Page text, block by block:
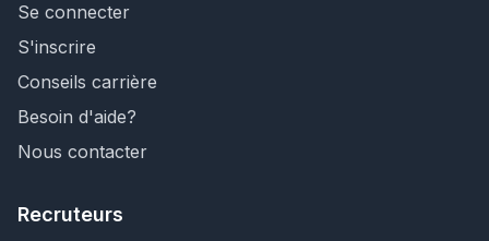
Se connecter
S'inscrire
Conseils carrière
Besoin d'aide?
Nous contacter
Recruteurs